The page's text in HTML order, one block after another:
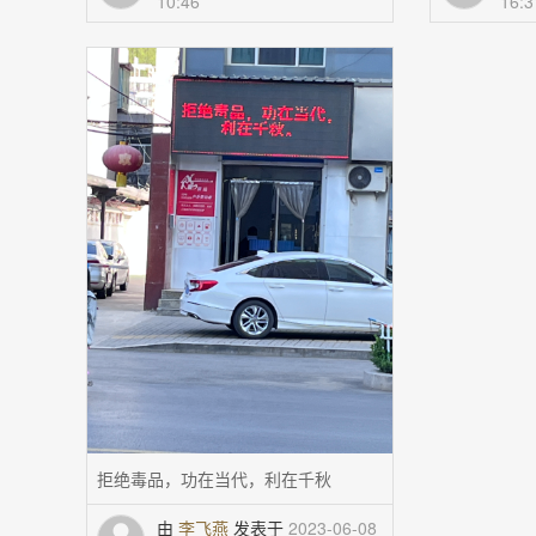
拒绝毒品，功在当代，利在千秋
由 李飞燕 发表于 2023-06-08